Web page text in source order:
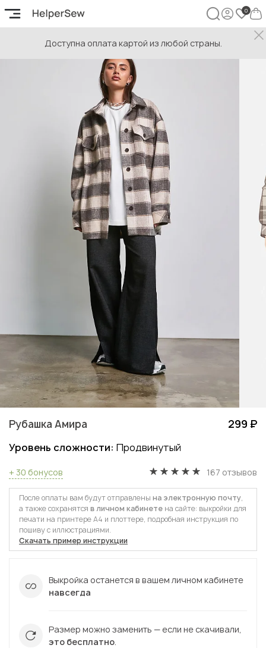
Доступна оплата картой из любой страны.
Рубашка Амира 299 ₽
Уровень сложности: Продвинутый
+ 30 бонусов 167 отзывов
После оплаты вам будут отправлены на электронную почту,
а также сохранятся в личном кабинете на сайте: выкройки для
печати на принтере А4 и плоттере, подробная инструкция по
пошиву с иллюстрациями.
Скачать пример инструкции
Выкройка останется в вашем личном кабинете
навсегда
Размер можно заменить — если не скачивали,
это бесплатно.